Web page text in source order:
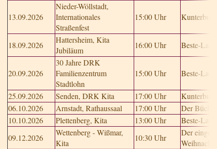
13.09.2026
Nieder-Wöllstadt,
Internationales
Straßenfest
15:00 Uhr
18.09.2026
Hattersheim, Kita
Jubiläum
16:00 Uhr Beste-
20.09.2026
30 Jahre DRK
Familienzentrum
Stadtlohn
15:00 Uhr Beste-
25.09.2026 Senden, DRK Kita 17:00 Uhr
06.10.2026
Arnstadt, Rathaussaal 17:00 Uhr
Der
10.10.2026
Plettenberg, Kita 13:00 Uhr
Beste-
09.12.2026
Wettenberg - Wißmar,
Kita
10:30 Uhr
Der